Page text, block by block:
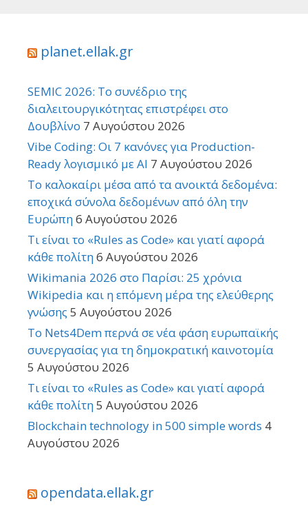
planet.ellak.gr
SEMIC 2026: Το συνέδριο της
διαλειτουργικότητας επιστρέφει στο
Δουβλίνο 7 Αυγούστου 2026
Vibe Coding: Οι 7 κανόνες για Production-
Ready λογισμικό με AI 7 Αυγούστου 2026
Το καλοκαίρι μέσα από τα ανοικτά δεδομένα:
εποχικά σύνολα δεδομένων από όλη την
Ευρώπη6 Αυγούστου 2026
Τι είναι το «Rules as Code» και γιατί αφορά
κάθε πολίτη6 Αυγούστου 2026
Wikimania 2026 στο Παρίσι: 25 χρόνια
Wikipedia και η επόμενη μέρα της ελεύθερης
γνώσης 5 Αυγούστου 2026
Το Nets4Dem περνά σε νέα φάση ευρωπαϊκής
συνεργασίας για τη δημοκρατική καινοτομία
5 Αυγούστου 2026
Τι είναι το «Rules as Code» και γιατί αφορά
κάθε πολίτη5 Αυγούστου 2026
Blockchain technology in 500 simple words 4
Αυγούστου 2026
opendata.ellak.gr